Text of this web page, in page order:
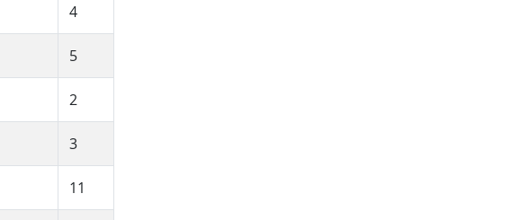
4
5
2
3
11